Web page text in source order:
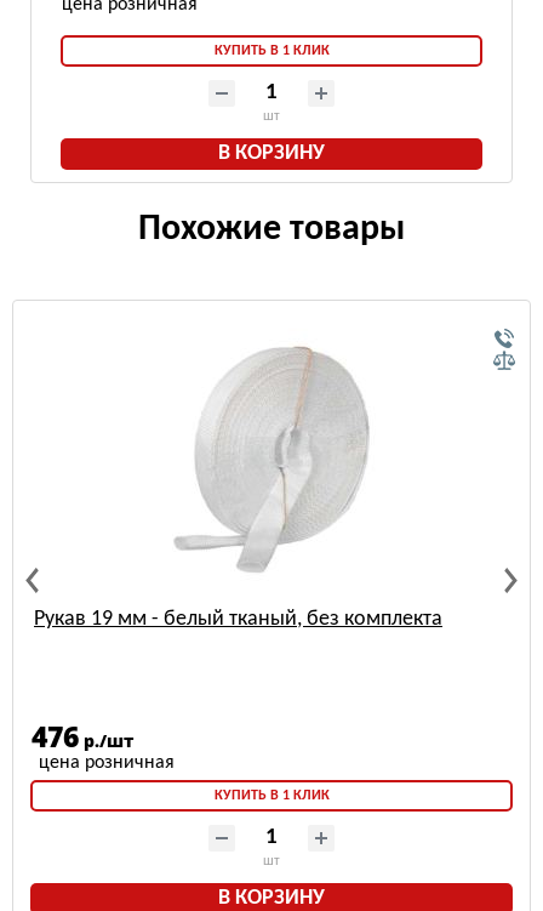
КУПИТЬ В 1 КЛИК
шт
В КОРЗИНУ
Похожие товары
Рукав 19 мм - белый тканый, без комплекта
476 р./шт
КУПИТЬ В 1 КЛИК
шт
В КОРЗИНУ